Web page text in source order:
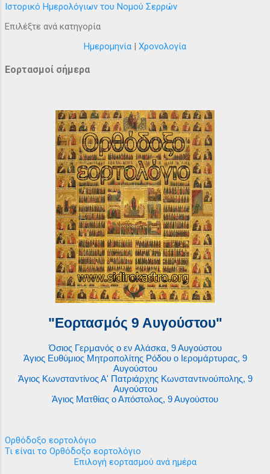
Ιστορικό Ημερολόγιων του Νομού Σερρών
Επιλέξτε ανά κατηγορία
Ημερομηνία | Χρονολογία
Εορτασμοί σήμερα
"Εορτασμός 9 Αυγούστου"
Όσιος Γερμανός ο εν Αλάσκα, 9 Αυγούστου
Άγιος Ευθύμιος Μητροπολίτης Ρόδου ο Ιερομάρτυρας, 9
Αυγούστου
Άγιος Κωνσταντίνος Α' Πατριάρχης Κωνσταντινούπολης, 9
Αυγούστου
Άγιος Ματθίας ο Απόστολος, 9 Αυγούστου
Ορθόδοξο εορτολόγιο
Τι είναι το Ορθόδοξο εορτολόγιο
Επιλογή εορτασμού ανά ημέρα